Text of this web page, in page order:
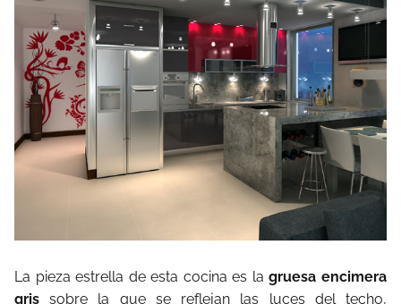
La pieza estrella de esta cocina es lagruesa encimera
gris sobre la que se reflejan las luces del techo,